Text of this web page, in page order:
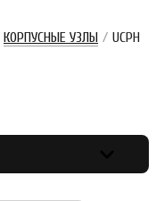
КОРПУСНЫЕ УЗЛЫ / UCPH